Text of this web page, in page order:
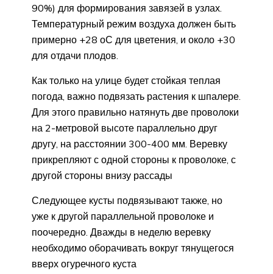
90%) для формирования завязей в узлах.
Температурный режим воздуха должен быть
примерно +28 оС для цветения, и около +30
для отдачи плодов.
Как только на улице будет стойкая теплая
погода, важно подвязать растения к шпалере.
Для этого правильно натянуть две проволоки
на 2-метровой высоте параллельно друг
другу, на расстоянии 300-400 мм. Веревку
прикрепляют с одной стороны к проволоке, с
другой стороны внизу рассады
Следующее кусты подвязывают также, но
уже к другой параллельной проволоке и
поочередно. Дважды в неделю веревку
необходимо оборачивать вокруг тянущегося
вверх огуречного куста